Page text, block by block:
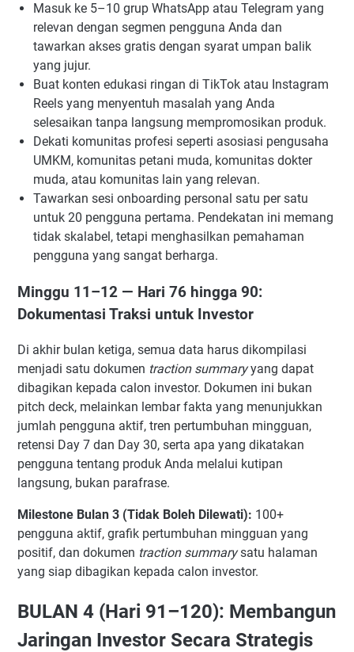
Masuk ke 5–10 grup WhatsApp atau Telegram yang
relevan dengan segmen pengguna Anda dan
tawarkan akses gratis dengan syarat umpan balik
yang jujur.
Buat konten edukasi ringan di TikTok atau Instagram
Reels yang menyentuh masalah yang Anda
selesaikan tanpa langsung mempromosikan produk.
Dekati komunitas profesi seperti asosiasi pengusaha
UMKM, komunitas petani muda, komunitas dokter
muda, atau komunitas lain yang relevan.
Tawarkan sesi onboarding personal satu per satu
untuk 20 pengguna pertama. Pendekatan ini memang
tidak skalabel, tetapi menghasilkan pemahaman
pengguna yang sangat berharga.
Minggu 11–12 — Hari 76 hingga 90:
Dokumentasi Traksi untuk Investor
Di akhir bulan ketiga, semua data harus dikompilasi
menjadi satu dokumen traction summaryyang dapat
dibagikan kepada calon investor. Dokumen ini bukan
pitch deck, melainkan lembar fakta yang menunjukkan
jumlah pengguna aktif, tren pertumbuhan mingguan,
retensi Day 7 dan Day 30, serta apa yang dikatakan
pengguna tentang produk Anda melalui kutipan
langsung, bukan parafrase.
Milestone Bulan 3 (Tidak Boleh Dilewati): 100+
pengguna aktif, grafik pertumbuhan mingguan yang
positif, dan dokumen traction summarysatu halaman
yang siap dibagikan kepada calon investor.
BULAN 4 (Hari 91–120): Membangun
Jaringan Investor Secara Strategis